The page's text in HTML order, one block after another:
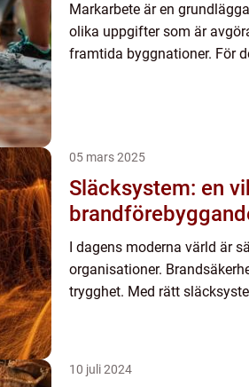
Markarbete är en
olika uppgifter som är
framtida byggnationer. För
05 mars 2025
Släcksystem: en
I dagens moderna värld är
organisationer.
trygghet. Med rätt
10 juli 2024